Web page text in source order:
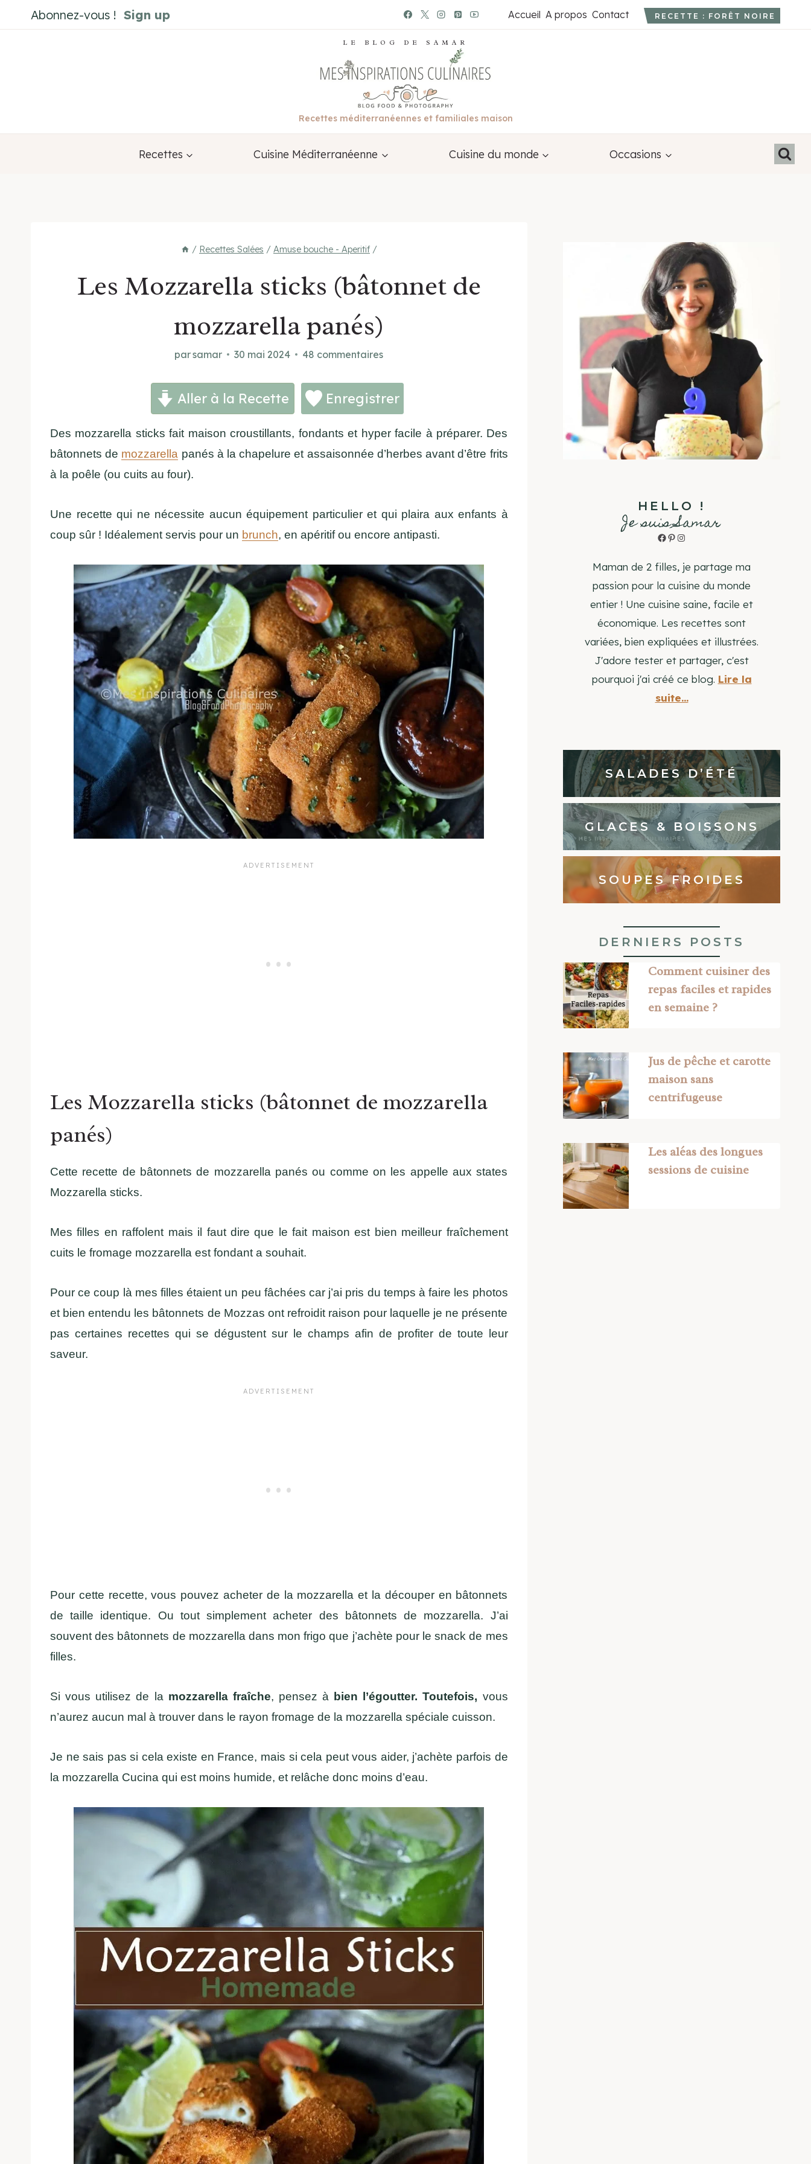
au
Abonnez-vous ! Sign up Accueil A propos Contact RECETTE : FORÊT NOIRE
LE BLOG DE SAMAR
Recettes méditerranéennes et familiales maison
Recettes Cuisine Méditerranéenne Cuisine du monde Occasions
/ Recettes Salées / Amuse bouche - Aperitif /
Les Mozzarella sticks (bâtonnet de
mozzarella panés)
parsamar 30 mai 2024 48 commentaires
Aller à la Recette Enregistrer
Des mozzarella sticks fait maison croustillants, fondants et hyper facile à préparer. Des
bâtonnets de mozzarella panés à la chapelure et assaisonnée d’herbes avant d’être frits
à la poêle (ou cuits au four).
Une recette qui ne nécessite aucun équipement particulier et qui plaira aux enfants à
coup sûr ! Idéalement servis pour un brunch, en apéritif ou encore antipasti.
Les Mozzarella sticks (bâtonnet de mozzarella
panés)
Cette recette de bâtonnets de mozzarella panés ou comme on les appelle aux states
Mozzarella sticks.
Mes filles en raffolent mais il faut dire que le fait maison est bien meilleur fraîchement
cuits le fromage mozzarella est fondant a souhait.
Pour ce coup là mes filles étaient un peu fâchées car j’ai pris du temps à faire les photos
et bien entendu les bâtonnets de Mozzas ont refroidit raison pour laquelle je ne présente
pas certaines recettes qui se dégustent sur le champs afin de profiter de toute leur
saveur.
Pour cette recette, vous pouvez acheter de la mozzarella et la découper en bâtonnets
de taille identique. Ou tout simplement acheter des bâtonnets de mozzarella. J’ai
souvent des bâtonnets de mozzarella dans mon frigo que j’achète pour le snack de mes
filles.
Si vous utilisez de la mozzarella fraîche, pensez à bien l’égoutter. Toutefois, vous
n’aurez aucun mal à trouver dans le rayon fromage de la mozzarella spéciale cuisson.
Je ne sais pas si cela existe en France, mais si cela peut vous aider, j’achète parfois de
la mozzarella Cucina qui est moins humide, et relâche donc moins d’eau.
HELLO !
Je suis Samar
Facebook
Pinterest
Instagram
Maman de 2 filles, je partage ma
passion pour la cuisine du monde
entier ! Une cuisine saine, facile et
économique. Les recettes sont
variées, bien expliquées et illustrées.
J'adore tester et partager, c'est
pourquoi j'ai créé ce blog. Lire la
suite...
SALADES D’ÉTÉ
GLACES & BOISSONS
SOUPES FROIDES
DERNIERS POSTS
Comment cuisiner des
repas faciles et rapides
en semaine ?
Jus de pêche et carotte
maison sans
centrifugeuse
Les aléas des longues
sessions de cuisine